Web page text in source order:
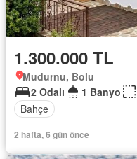
1.300.000 TL
Mudurnu, Bolu
2 Odalı
1 Banyo
Bahçe
2 hafta, 6 gün önce